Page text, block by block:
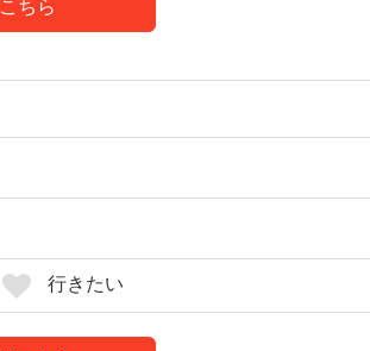
ちら
行きたい